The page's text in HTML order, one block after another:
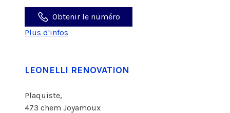
Obtenir le numéro
Plus d'infos
LEONELLI RENOVATION
Plaquiste,
473 chem Joyamoux